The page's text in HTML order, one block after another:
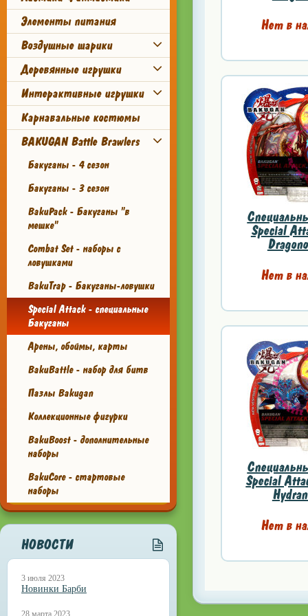
Элементы питания
Воздушные шарики
Деревянные игрушки
Интерактивные игрушки
Карнавальные костюмы
BAKUGAN Battle Brawlers
Бакуганы - 4 сезон
Бакуганы - 3 сезон
BakuPack - Бакуганы "в
мешке"
Combat Set - наборы с
ловушками
BakuTrap - Бакуганы-ловушки
Special Attack - специальные
Бакуганы
Арены, обоймы, карты
BakuBattle - набор для битв
Пазлы Bakugan
Коллекционные фигурки
BakuBoost - дополнительные
наборы
BakuCore - стартовые
наборы
НОВОСТИ
3 июля 2023
Новинки Барби
28 марта 2023
Нет в
Special
Нет в
Special
Нет в